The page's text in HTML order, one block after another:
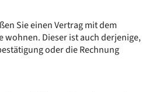
Sie einen Vertrag mit dem
wohnen. Dieser ist auch derjenige,
oder die Rechnung